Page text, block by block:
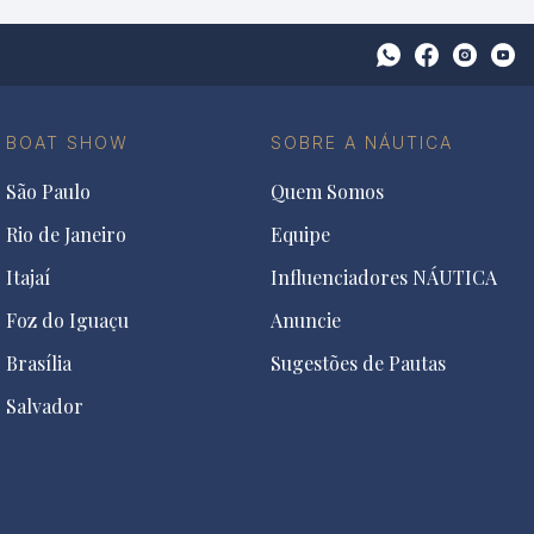
BOAT SHOW
São Paulo
Rio de Janeiro
Itajaí
Foz do Iguaçu
Brasília
Salvador
SOBRE A NÁUTICA
Quem Somos
Equipe
Influenciadores NÁUTICA
Anuncie
Sugestões de Pautas
Open
in
Open